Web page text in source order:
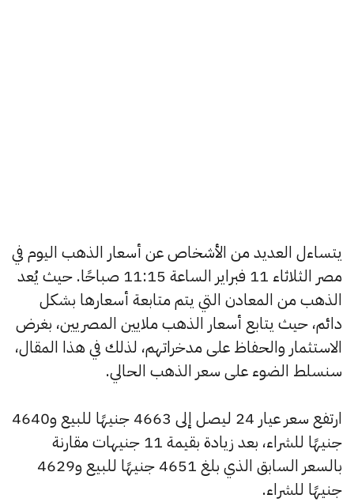
يتساءل العديد من الأشخاص عن أسعار الذهب اليوم في
مصر الثلاثاء 11 فبراير الساعة 11:15 صباحًا. حيث يُعد
الذهب من المعادن التي يتم متابعة أسعارها بشكل
دائم، حيث يتابع أسعار الذهب ملايين المصريين، بغرض
الاستثمار والحفاظ على مدخراتهم، لذلك في هذا المقال،
سنسلط الضوء على سعر الذهب الحالي.
ارتفع سعر عيار 24 ليصل إلى 4663 جنيهًا للبيع و4640
جنيهًا للشراء، بعد زيادة بقيمة 11 جنيهات مقارنة
بالسعر السابق الذي بلغ 4651 جنيهًا للبيع و4629
جنيهًا للشراء.